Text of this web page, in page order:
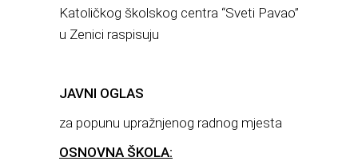
Katoličkog školskog centra “Sveti Pavao”
u Zenici raspisuju
JAVNI OGLAS
za popunu upražnjenog radnog mjesta
OSNOVNA ŠKOLA: